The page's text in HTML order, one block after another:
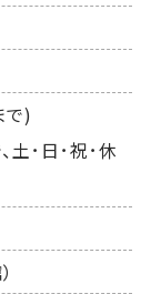
で)
土･日･祝･休